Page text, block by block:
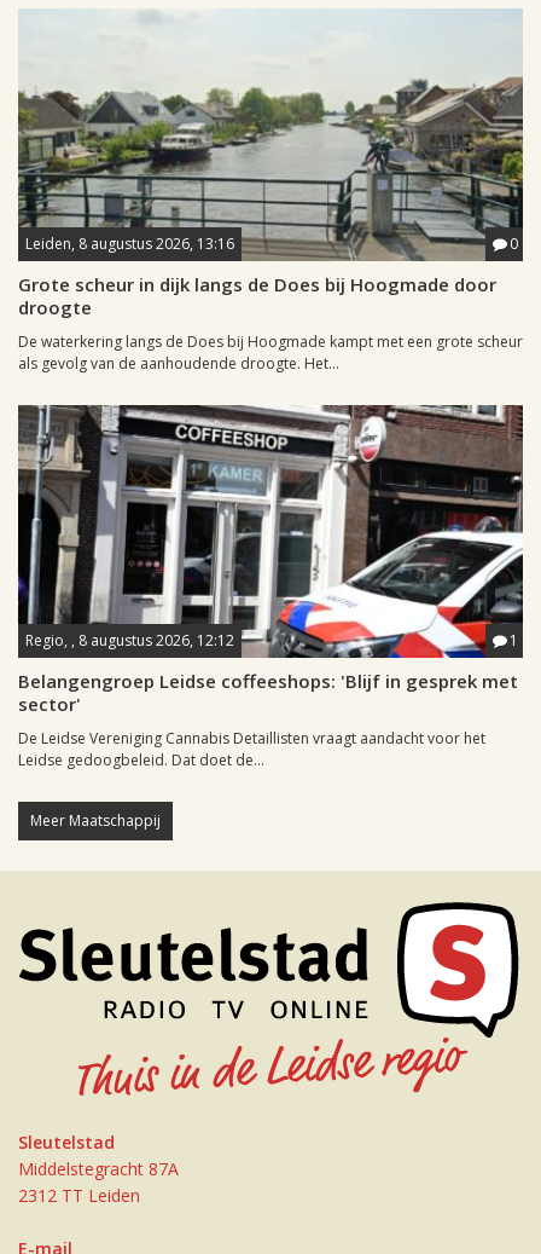
Leiden, 8 augustus 2026, 13:16 0
Grote scheur in dijk langs de Does bij Hoogmade door
droogte
De waterkering langs de Does bij Hoogmade kampt met een grote scheur
als gevolg van de aanhoudende droogte. Het...
Regio, , 8 augustus 2026, 12:12 1
Belangengroep Leidse coffeeshops: 'Blijf in gesprek met
sector'
De Leidse Vereniging Cannabis Detaillisten vraagt aandacht voor het
Leidse gedoogbeleid. Dat doet de...
Meer Maatschappij
Sleutelstad
Middelstegracht 87A
2312 TT Leiden
E-mail